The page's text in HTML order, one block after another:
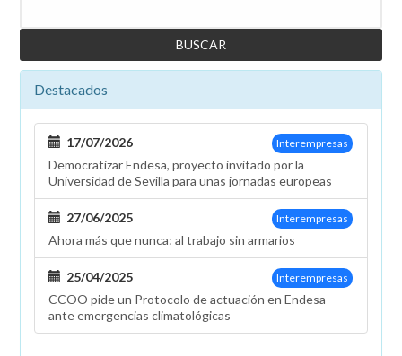
Destacados
Interempresas
17/07/2026
Democratizar Endesa, proyecto invitado por la
Universidad de Sevilla para unas jornadas europeas
Interempresas
27/06/2025
Ahora más que nunca: al trabajo sin armarios
Interempresas
25/04/2025
CCOO pide un Protocolo de actuación en Endesa
ante emergencias climatológicas